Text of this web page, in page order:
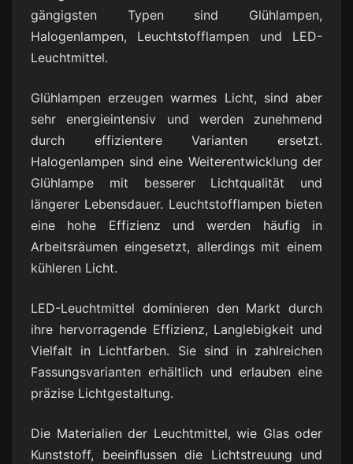
gängigsten Typen sind Glühlampen,
Halogenlampen, Leuchtstofflampen und LED-
Leuchtmittel.
Glühlampen erzeugen warmes Licht, sind aber
sehr energieintensiv und werden zunehmend
durch effizientere Varianten ersetzt.
Halogenlampen sind eine Weiterentwicklung der
Glühlampe mit besserer Lichtqualität und
längerer Lebensdauer. Leuchtstofflampen bieten
eine hohe Effizienz und werden häufig in
Arbeitsräumen eingesetzt, allerdings mit einem
kühleren Licht.
LED-Leuchtmittel dominieren den Markt durch
ihre hervorragende Effizienz, Langlebigkeit und
Vielfalt in Lichtfarben. Sie sind in zahlreichen
Fassungsvarianten erhältlich und erlauben eine
präzise Lichtgestaltung.
Die Materialien der Leuchtmittel, wie Glas oder
Kunststoff, beeinflussen die Lichtstreuung und